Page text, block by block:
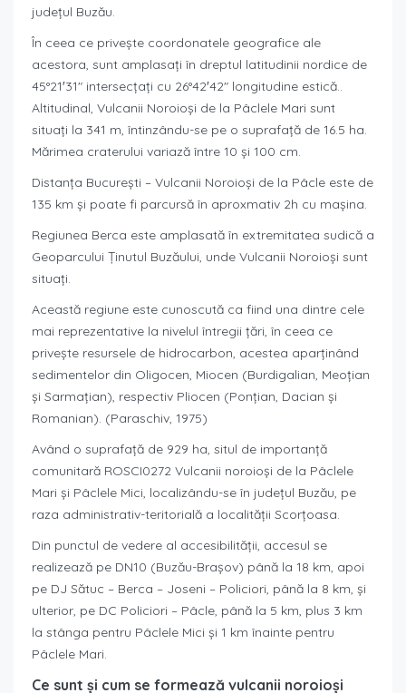
judeţul Buzău.
În ceea ce priveşte coordonatele geografice ale
acestora, sunt amplasaţi în dreptul latitudinii nordice de
45°21′31″ intersecţaţi cu 26°42′42″ longitudine estică..
Altitudinal, Vulcanii Noroioşi de la Pâclele Mari sunt
situaţi la 341 m, întinzându-se pe o suprafaţă de 16.5 ha.
Mărimea craterului variază între 10 şi 100 cm.
Distanța București – Vulcanii Noroioși de la Pâcle este de
135 km și poate fi parcursă în aproxmativ 2h cu mașina.
Regiunea Berca este amplasată în extremitatea sudică a
Geoparcului Ţinutul Buzăului, unde Vulcanii Noroioşi sunt
situaţi.
Această regiune este cunoscută ca fiind una dintre cele
mai reprezentative la nivelul întregii ţări, în ceea ce
priveşte resursele de hidrocarbon, acestea aparţinând
sedimentelor din Oligocen, Miocen (Burdigalian, Meoţian
şi Sarmaţian), respectiv Pliocen (Ponţian, Dacian şi
Romanian). (Paraschiv, 1975)
Având o suprafaţă de 929 ha, situl de importanţă
comunitară ROSCI0272 Vulcanii noroioşi de la Pâclele
Mari şi Pâclele Mici, localizându-se în judeţul Buzău, pe
raza administrativ-teritorială a localităţii Scorţoasa.
Din punctul de vedere al accesibilităţii, accesul se
realizează pe DN10 (Buzău-Braşov) până la 18 km, apoi
pe DJ Sătuc – Berca – Joseni – Policiori, până la 8 km, şi
ulterior, pe DC Policiori – Pâcle, până la 5 km, plus 3 km
la stânga pentru Pâclele Mici şi 1 km înainte pentru
Pâclele Mari.
Ce sunt și cum se formează vulcanii noroioși